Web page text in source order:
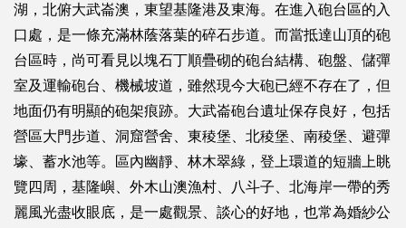
湖，北俯大武崙澳，東望基隆港及東海。在進入砲台區的入
口處，是一條充滿林蔭落葉的碎石步道。而當抵達山頂的砲
台區時，尚可看見以塊石丁順疊砌的砲台結構、砲盤、儲彈
室及運輸砲台、機械坡道，雖然現今大砲已經不存在了，但
地面仍有明顯的砲架痕跡。大武崙砲台遺址保存良好，包括
營區大門步道、洞窟營舍、東稜堡、北稜堡、南稜堡、避彈
壕、蓄水池等。區內幽靜、林木翠綠，登上環道的短牆上眺
覽四周，基隆嶼、外木山澳漁村、八斗子、北海岸一帶的秀
麗風光盡收眼底，是一處觀景、談心的好地，也常為婚紗公